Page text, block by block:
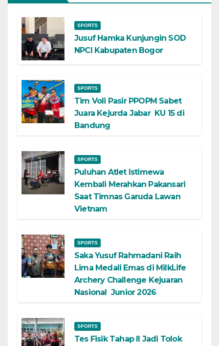
SPORTS
Jusuf Hamka Kunjungin SOD
NPCI Kabupaten Bogor
SPORTS
Tim Voli Pasir PPOPM Sabet
Juara Kejurda Jabar KU 15 di
Bandung
SPORTS
Puluhan Atlet Istimewa
Kembali Merahkan Pakansari
Saat Timnas Garuda Lawan
Vietnam
SPORTS
Saka Yusuf Rahmadani Raih
Lima Medali Emas di MilkLife
Archery Challenge Kejuaran
Nasional Junior 2026
SPORTS
Tes Fisik Tahap II Jadi Tolok